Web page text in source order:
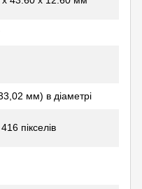
мм) в діаметрі
пікселів